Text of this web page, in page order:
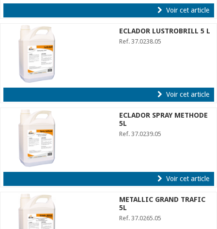
Voir cet article
ECLADOR LUSTROBRILL 5 L
Ref. 37.0238.05
Voir cet article
ECLADOR SPRAY METHODE
5L
Ref. 37.0239.05
Voir cet article
METALLIC GRAND TRAFIC
5L
Ref. 37.0265.05